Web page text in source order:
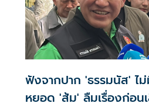
ฟังจากปาก 'ธรรมนัส' ไ
หยอด 'ส้ม' ลืมเรื่องก่อนเลือกตั้งหมดแล้ว